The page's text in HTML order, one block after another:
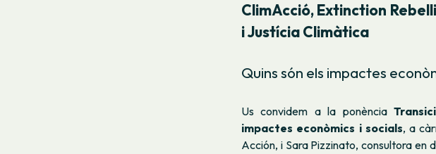
ClimAcció, Extinction
i Justícia Climàtica
Quins són els impactes
Us convidem a la ponència
impactes econòmics i socials, a
Acción, i Sara Pizzinato, consultora en